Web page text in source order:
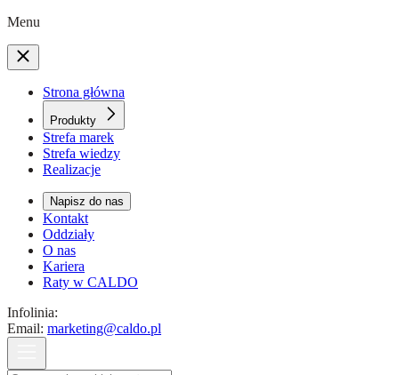
Menu
Strona główna
Produkty
Strefa marek
Strefa wiedzy
Realizacje
Napisz do nas
Kontakt
Oddziały
O nas
Kariera
Raty w CALDO
Infolinia:
Email: marketing@caldo.pl